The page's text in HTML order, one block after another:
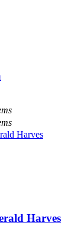
Harves